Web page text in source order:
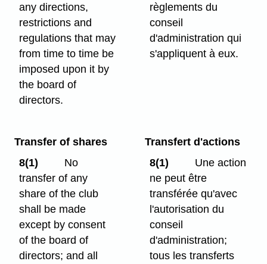
any directions,
restrictions and
regulations that may
from time to time be
imposed upon it by
the board of
directors.
règlements du
conseil
d'administration qui
s'appliquent à eux.
Transfer of shares
8(1)
No
transfer of any
share of the club
shall be made
except by consent
of the board of
directors; and all
Transfert d'actions
8(1)
Une action
ne peut être
transférée qu'avec
l'autorisation du
conseil
d'administration;
tous les transferts